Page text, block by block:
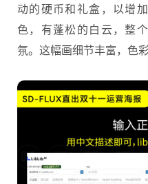
动的硬币和礼盒，以增
色，有蓬松的白云，整
氛。这幅画细节丰富，色